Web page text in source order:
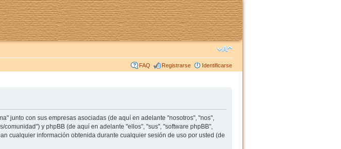
FAQ Registrarse Identificarse
junto con sus empresas asociadas (de aquí en adelante "nosotros", "nos",
comunidad") y phpBB (de aquí en adelante "ellos", "sus", "software phpBB",
cualquier información obtenida durante cualquier sesión de uso por usted (de